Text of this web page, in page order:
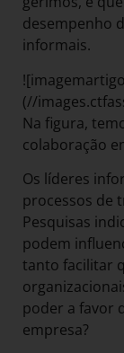
desempenho
informais.
(//
Na figura,
colaboração
Os líderes
processos de
Pesquisas
podem
tanto facilitar
poder a favor
empresa?